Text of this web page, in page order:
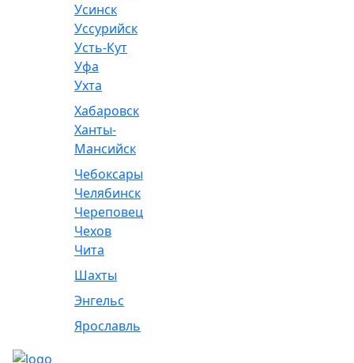
Усинск
Уссурийск
Усть-Кут
Уфа
Ухта
Хабаровск
Ханты-
Мансийск
Чебоксары
Челябинск
Череповец
Чехов
Чита
Шахты
Энгельс
Ярославль